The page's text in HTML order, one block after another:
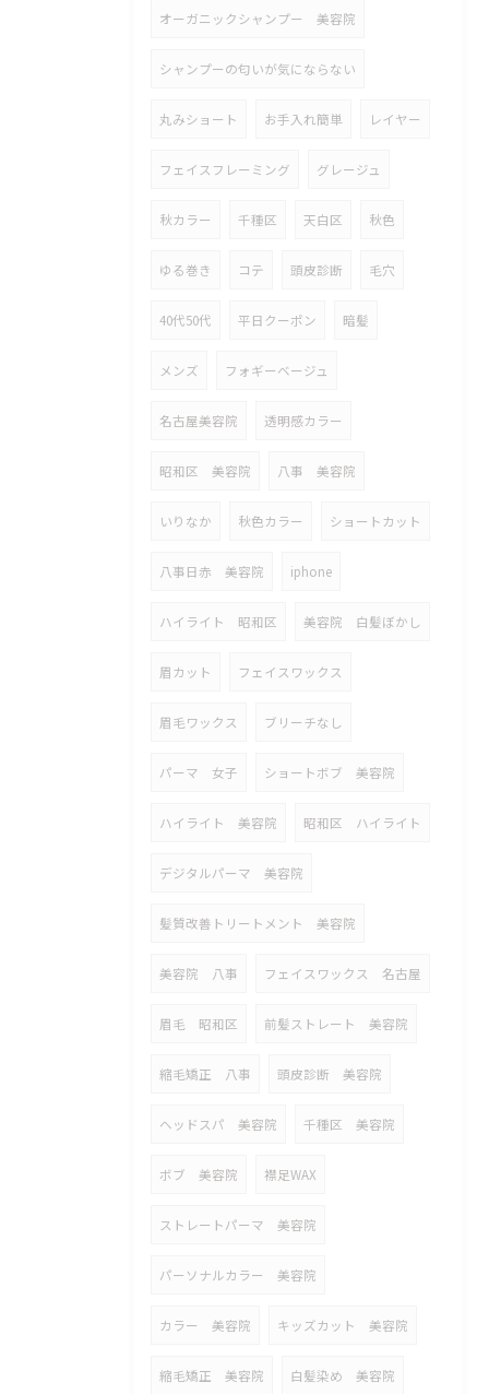
オーガニックシャンプー 美容院
シャンプーの匂いが気にならない
丸みショート お手入れ簡単 レイヤー
フェイスフレーミング グレージュ
秋カラー 千種区 天白区 秋色
ゆる巻き コテ 頭皮診断 毛穴
40代50代 平日クーポン 暗髪
メンズ フォギーベージュ
名古屋美容院 透明感カラー
昭和区 美容院 八事 美容院
いりなか 秋色カラー ショートカット
八事日赤 美容院 iphone
ハイライト 昭和区 美容院 白髪ぼかし
眉カット フェイスワックス
眉毛ワックス ブリーチなし
パーマ 女子 ショートボブ 美容院
ハイライト 美容院 昭和区 ハイライト
デジタルパーマ 美容院
髪質改善トリートメント 美容院
美容院 八事 フェイスワックス 名古屋
眉毛 昭和区 前髪ストレート 美容院
縮毛矯正 八事 頭皮診断 美容院
ヘッドスパ 美容院 千種区 美容院
ボブ 美容院 襟足WAX
ストレートパーマ 美容院
パーソナルカラー 美容院
カラー 美容院 キッズカット 美容院
縮毛矯正 美容院 白髪染め 美容院